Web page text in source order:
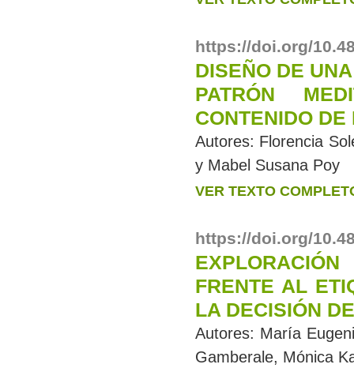
https://doi.org/
DISEÑO DE
PATRÓN
CONTENIDO
Autores: Florencia
y Mabel Susana Poy
VER TEXTO
https://doi.org/
FRENTE AL
LA DECISIÓN
Autores: María
Gamberale, Mónica